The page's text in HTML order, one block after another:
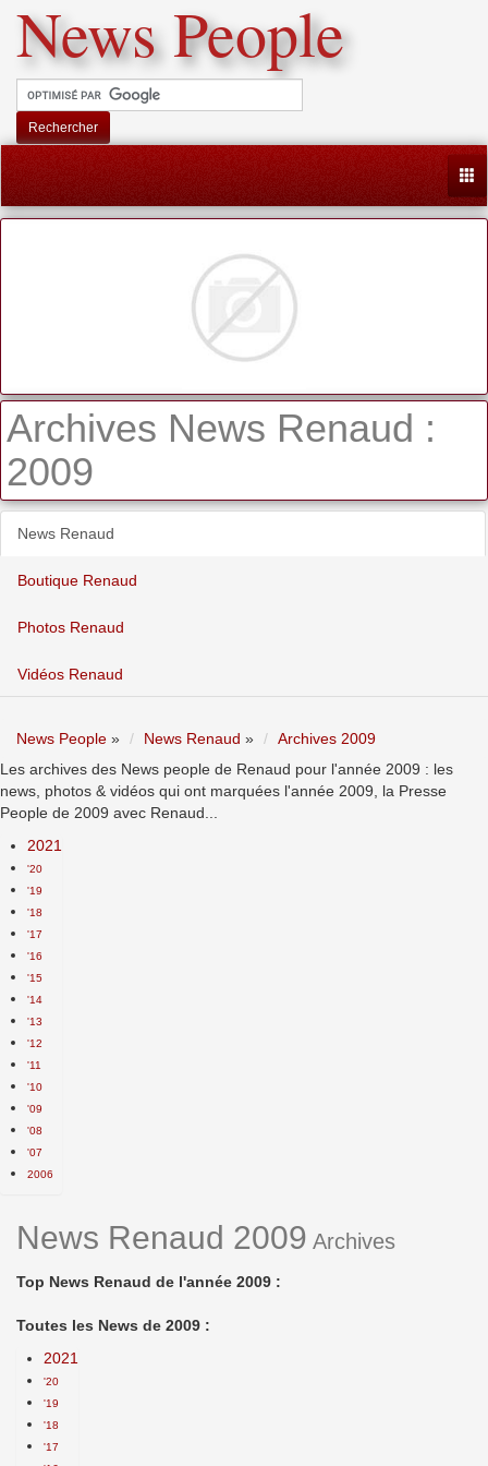
News People
Rechercher
Archives News Renaud :
2009
News Renaud
Boutique Renaud
Photos Renaud
Vidéos Renaud
News People » News Renaud »
Archives 2009
Les archives des News people de Renaud pour l'année 2009 : les
news, photos & vidéos qui ont marquées l'année 2009, la Presse
People de 2009 avec Renaud...
2021
'20
'19
'18
'17
'16
'15
'14
'13
'12
'11
'10
'09
'08
'07
2006
News Renaud 2009 Archives
Top News Renaud de l'année 2009 :
Toutes les News de 2009 :
2021
'20
'19
'18
'17